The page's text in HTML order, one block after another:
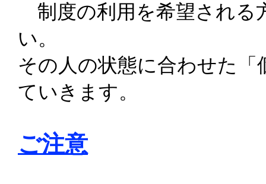
制度の利用を希望される
い。
その人の状態に合わせた
ていきます。
ご注意